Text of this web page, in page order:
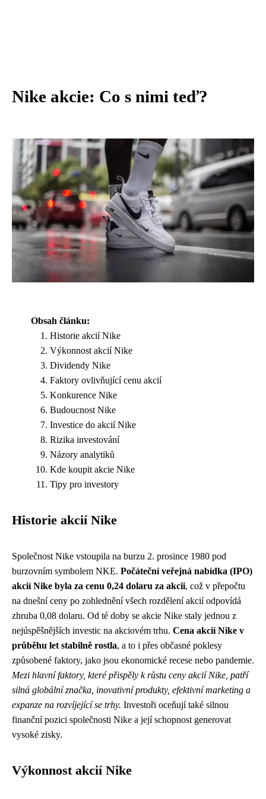
Nike akcie: Co s nimi teď?
Obsah článku:
Historie akcií Nike
Výkonnost akcií Nike
Dividendy Nike
Faktory ovlivňující cenu akcií
Konkurence Nike
Budoucnost Nike
Investice do akcií Nike
Rizika investování
Názory analytiků
Kde koupit akcie Nike
Tipy pro investory
Historie akcií Nike
Společnost Nike vstoupila na burzu 2. prosince 1980 pod
burzovním symbolem NKE. Počáteční veřejná nabídka (IPO)
akcií Nike byla za cenu 0,24 dolaru za akcii, což v přepočtu
na dnešní ceny po zohlednění všech rozdělení akcií odpovídá
zhruba 0,08 dolaru. Od té doby se akcie Nike staly jednou z
nejúspěšnějších investic na akciovém trhu. Cena akcií Nike v
průběhu let stabilně rostla, a to i přes občasné poklesy
způsobené faktory, jako jsou ekonomické recese nebo pandemie.
Mezi hlavní faktory, které přispěly k růstu ceny akcií Nike, patří
silná globální značka, inovativní produkty, efektivní marketing a
expanze na rozvíjející se trhy. Investoři oceňují také silnou
finanční pozici společnosti Nike a její schopnost generovat
vysoké zisky.
Výkonnost akcií Nike